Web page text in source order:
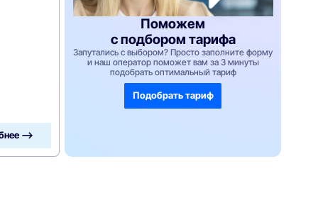
—>
Поможем
с подбором тарифа
Запутались с выбором? Просто заполните форму
и наш оператор поможет вам за 3 минуты
подобрать оптимальный тариф
Подобрать тариф